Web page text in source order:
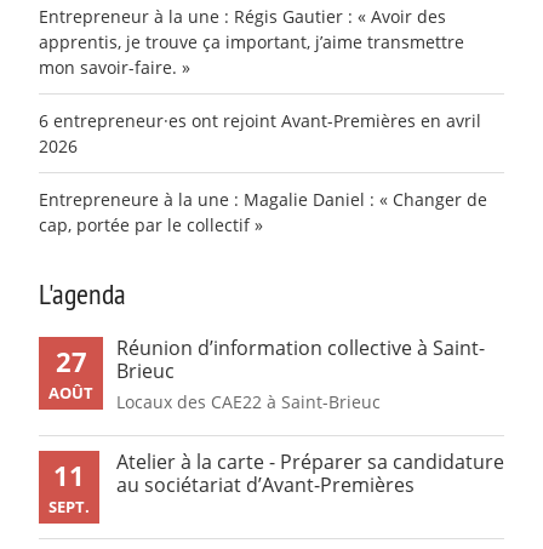
Entrepreneur à la une : Régis Gautier : « Avoir des
apprentis, je trouve ça important, j’aime transmettre
mon savoir-faire. »
6 entrepreneur·es ont rejoint Avant-Premières en avril
2026
Entrepreneure à la une : Magalie Daniel : « Changer de
cap, portée par le collectif »
L'agenda
27
AOÛT
Réunion d’information collective à Saint-
Brieuc
Locaux des CAE22 à Saint-Brieuc
11
SEPT.
Atelier à la carte - Préparer sa candidature
au sociétariat d’Avant-Premières